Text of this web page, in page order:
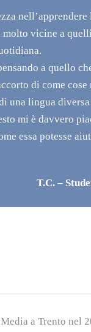
nell’apprendere
vicine a
a quello
di come cose
una lingua
mi è davvero
essa potesse
T.C. –
a Trento nel